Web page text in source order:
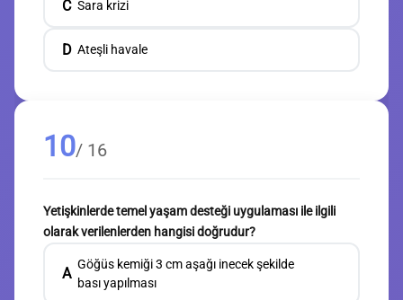
C Sara krizi
D Ateşli havale
10/ 16
Yetişkinlerde temel yaşam desteği uygulaması ile ilgili
olarak verilenlerden hangisi doğrudur?
A
Göğüs kemiği 3 cm aşağı inecek şekilde
bası yapılması